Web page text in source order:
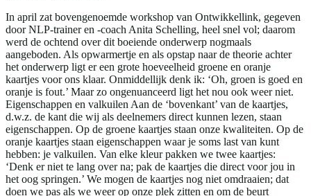
In april zat bovengenoemde workshop van Ontwikkellink, gegeven
door NLP-trainer en -coach Anita Schelling, heel snel vol; daarom
werd de ochtend over dit boeiende onderwerp nogmaals
aangeboden. Als opwarmertje en als opstap naar de theorie achter
het onderwerp ligt er een grote hoeveelheid groene en oranje
kaartjes voor ons klaar. Onmiddellijk denk ik: ‘Oh, groen is goed en
oranje is fout.’ Maar zo ongenuanceerd ligt het nou ook weer niet.
Eigenschappen en valkuilen Aan de ‘bovenkant’ van de kaartjes,
d.w.z. de kant die wij als deelnemers direct kunnen lezen, staan
eigenschappen. Op de groene kaartjes staan onze kwaliteiten. Op de
oranje kaartjes staan eigenschappen waar je soms last van kunt
hebben: je valkuilen. Van elke kleur pakken we twee kaartjes:
‘Denk er niet te lang over na; pak de kaartjes die direct voor jou in
het oog springen.’ We mogen de kaartjes nog niet omdraaien; dat
doen we pas als we weer op onze plek zitten en om de beurt